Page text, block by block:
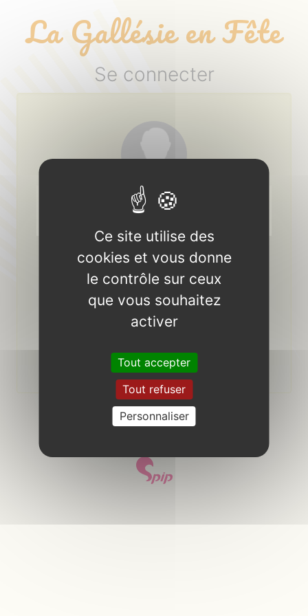
La Gallésie en Fête
Se connecter
Login ou adresse email :
Mot de passe :
mot de passe oublié ?
Se souvenir de moi
s’inscrire
Ce site utilise des
cookies et vous donne
le contrôle sur ceux
que vous souhaitez
activer
Tout accepter
Tout refuser
Personnaliser